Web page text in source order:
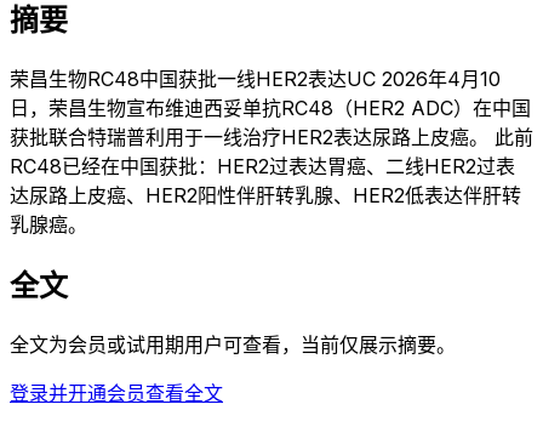
摘要
荣昌生物RC48中国获批一线HER2表达UC 2026年4月10
日，荣昌生物宣布维迪西妥单抗RC48（HER2 ADC）在中国
获批联合特瑞普利用于一线治疗HER2表达尿路上皮癌。 此前
RC48已经在中国获批：HER2过表达胃癌、二线HER2过表
达尿路上皮癌、HER2阳性伴肝转乳腺、HER2低表达伴肝转
乳腺癌。
全文
全文为会员或试用期用户可查看，当前仅展示摘要。
登录并开通会员查看全文